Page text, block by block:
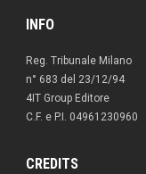
INFO
Reg. Tribunale Milano
n° 683 del 23/12/94
4IT Group Editore
C.F. e P.I. 04961230960
CREDITS